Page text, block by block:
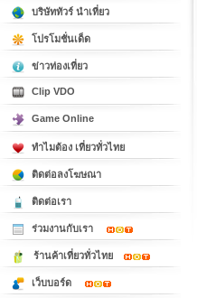
บริษัททัวร์ นำเที่ยว
โปรโมชั่นเด็ด
ข่าวท่องเที่ยว
Clip VDO
Game Online
ทำไมต้อง เที่ยวทั่วไทย
ติดต่อลงโฆษณา
ติดต่อเรา
ร่วมงานกับเรา
ร้านค้าเที่ยวทั่วไทย
เว็บบอร์ด